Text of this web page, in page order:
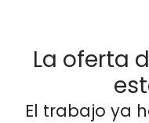
La oferta
El trabajo ya